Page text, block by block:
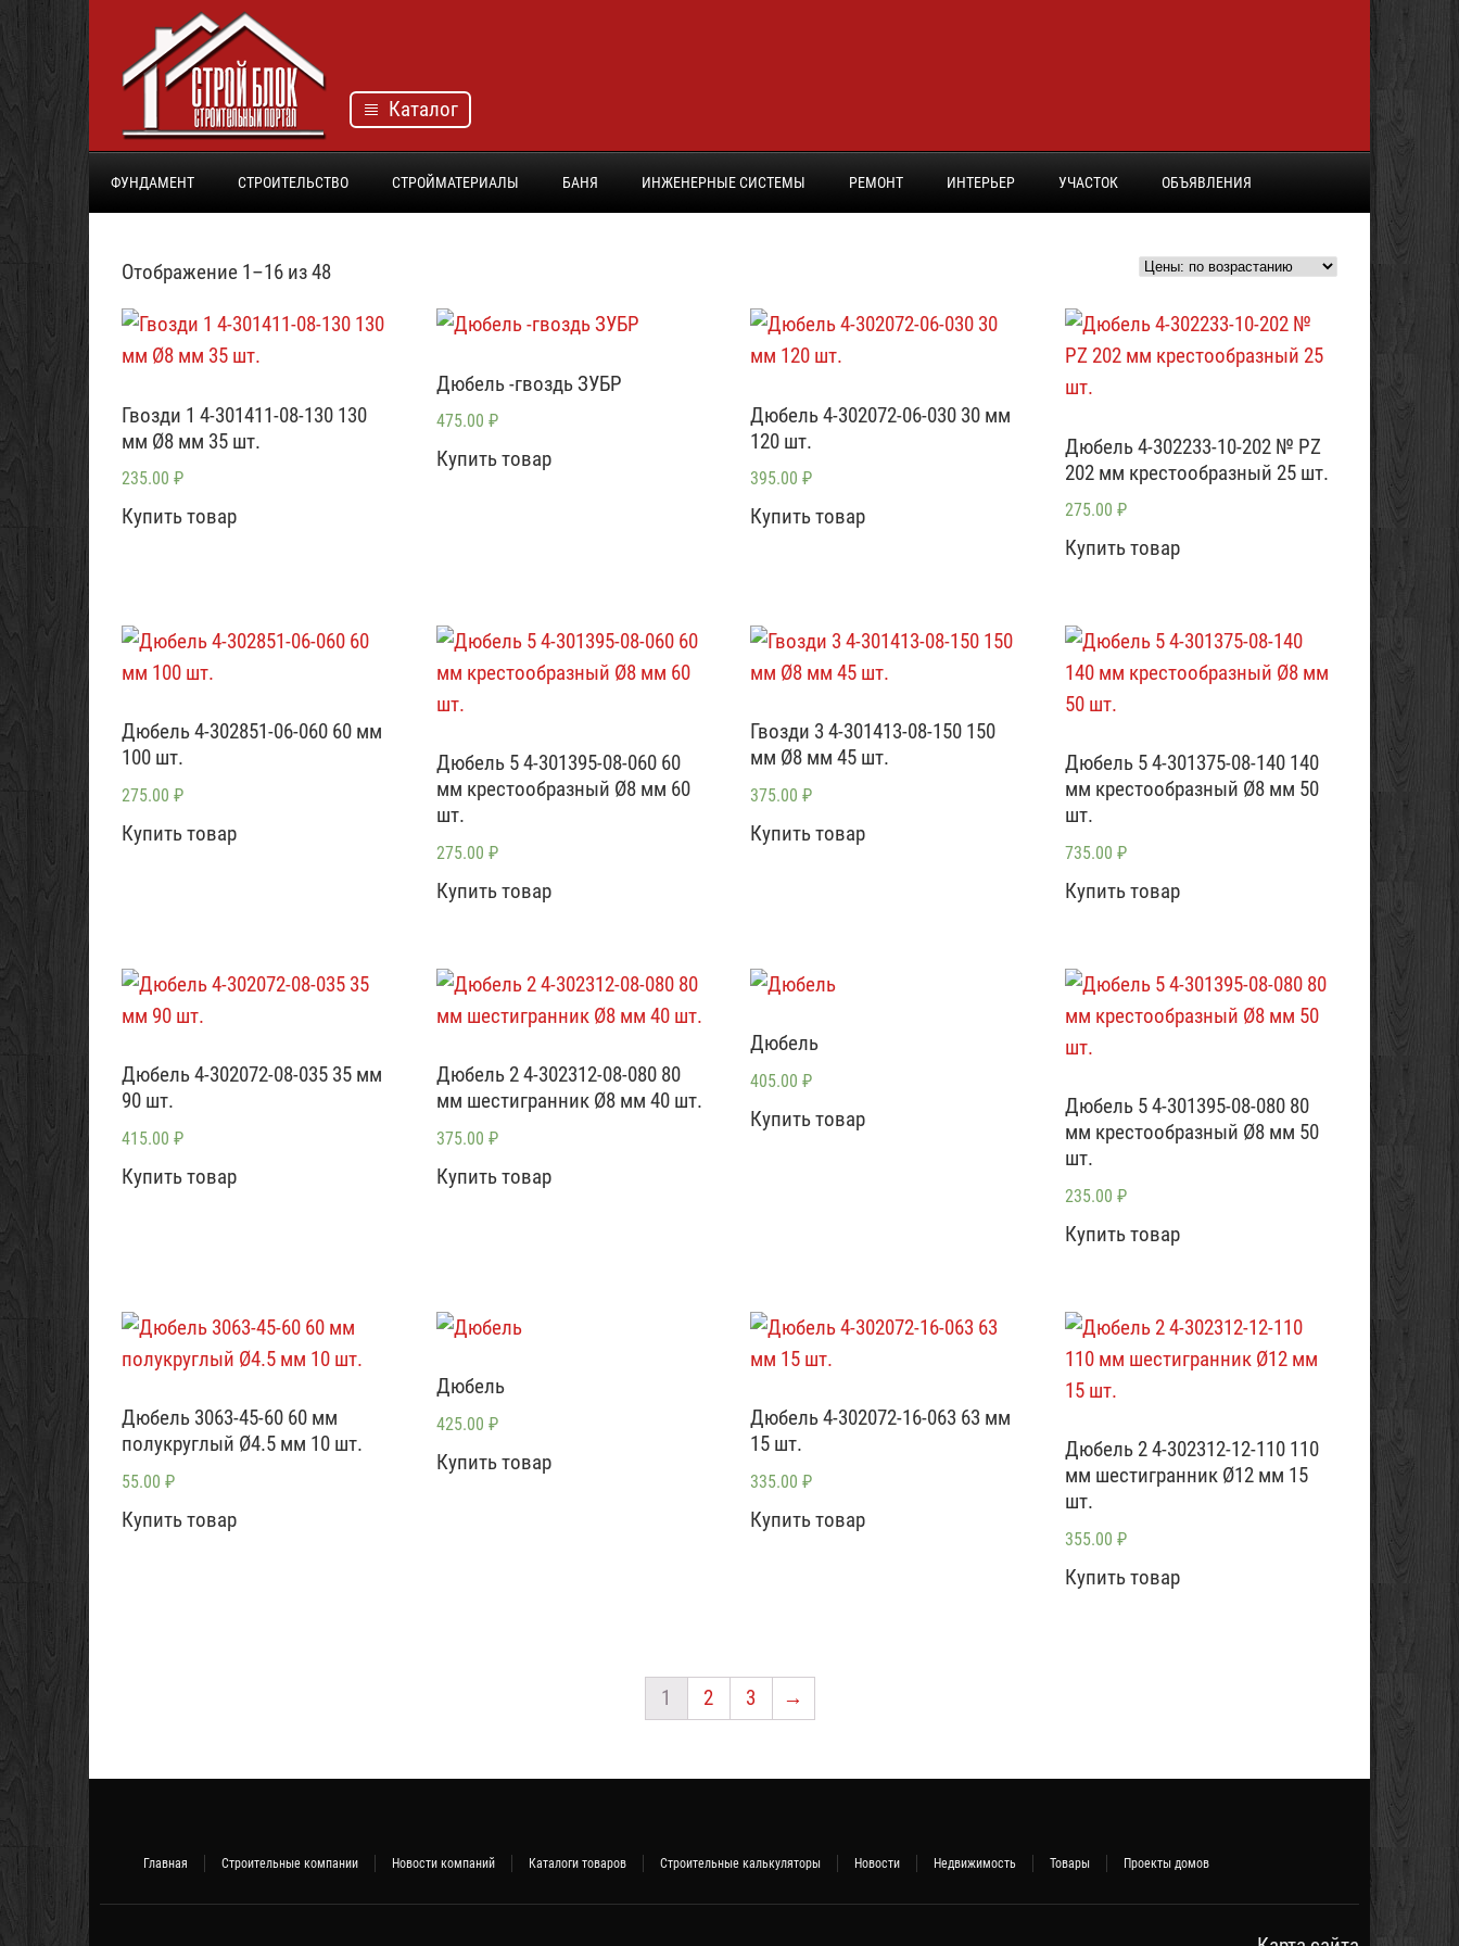
Каталог
ФУНДАМЕНТ СТРОИТЕЛЬСТВО СТРОЙМАТЕРИАЛЫ БАНЯ ИНЖЕНЕРНЫЕ СИСТЕМЫ РЕМОНТ ИНТЕРЬЕР УЧАСТОК ОБЪЯВЛЕНИЯ
Отображение 1–16 из 48
Гвозди 1 4-301411-08-130 130
мм Ø8 мм 35 шт.
235.00 ₽
Купить товар
Дюбель -гвоздь ЗУБР
475.00 ₽
Купить товар
Дюбель 4-302072-06-030 30 мм
120 шт.
395.00 ₽
Купить товар
Дюбель 4-302233-10-202 № PZ
202 мм крестообразный 25 шт.
275.00 ₽
Купить товар
Дюбель 4-302851-06-060 60 мм
100 шт.
275.00 ₽
Купить товар
Дюбель 5 4-301395-08-060 60
мм крестообразный Ø8 мм 60
шт.
275.00 ₽
Купить товар
Гвозди 3 4-301413-08-150 150
мм Ø8 мм 45 шт.
375.00 ₽
Купить товар
Дюбель 5 4-301375-08-140 140
мм крестообразный Ø8 мм 50
шт.
735.00 ₽
Купить товар
Дюбель 4-302072-08-035 35 мм
90 шт.
415.00 ₽
Купить товар
Дюбель 2 4-302312-08-080 80
мм шестигранник Ø8 мм 40 шт.
375.00 ₽
Купить товар
Дюбель
405.00 ₽
Купить товар
Дюбель 5 4-301395-08-080 80
мм крестообразный Ø8 мм 50
шт.
235.00 ₽
Купить товар
Дюбель 3063-45-60 60 мм
полукруглый Ø4.5 мм 10 шт.
55.00 ₽
Купить товар
Дюбель
425.00 ₽
Купить товар
Дюбель 4-302072-16-063 63 мм
15 шт.
335.00 ₽
Купить товар
Дюбель 2 4-302312-12-110 110
мм шестигранник Ø12 мм 15
шт.
355.00 ₽
Купить товар
1 2 3 →
Главная Строительные компании Новости компаний Каталоги товаров Строительные калькуляторы Новости Недвижимость Товары Проекты домов